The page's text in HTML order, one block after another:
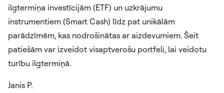
ilgtermiņa investīcijām (ETF) un uzkrājumu
instrumentiem (Smart Cash) līdz pat unikālām
parādzīmēm, kas nodrošinātas ar aizdevumiem. Šeit
patiešām var izveidot visaptverošu portfeli, lai veidotu
turību ilgtermiņā.
Janis P.